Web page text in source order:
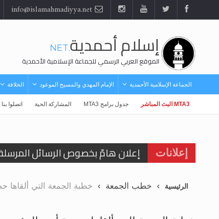
إسلام أحمدية.NET
الموقع العربي الرسمي للجماعة الإسلامية الأحمدية
الجماعة الإسلامية الأحمدية الإمام المهدي والمسيح الموعود الخلافة
MTA3 البث المباشر جدول برامج MTA3 المشاركة الحية اتصلوا بنا
إعلانات
إعلان هامّ بخصوص الرسائل المرسلة
اقرأ هذا الكتاب وتعرّف على حقيقة
الرئيسية خطب الجمعة خطبة الجمعة التي ألقاها حضرة